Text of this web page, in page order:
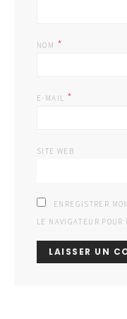
NOM *
E-MAIL *
SITE WEB
ENREGISTRER
LE NAVIGATEUR POUR